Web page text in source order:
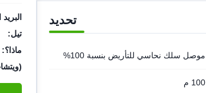
تحديد
موصل سلك نحاسي للتأريض بنسبة 100%
100 م
تيل:
ماذا؟: